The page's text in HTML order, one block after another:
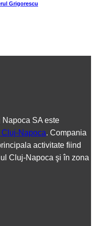
Grigorescu
SA este
Napoca. Compania
activitate fiind
Cluj-Napoca şi în zona